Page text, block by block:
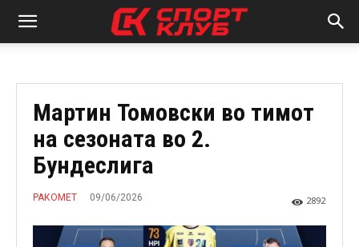
Мартин Томовски во тимот
на сезоната во 2.
Бундеслига
РАКОМЕТ 09/06/2026 2892